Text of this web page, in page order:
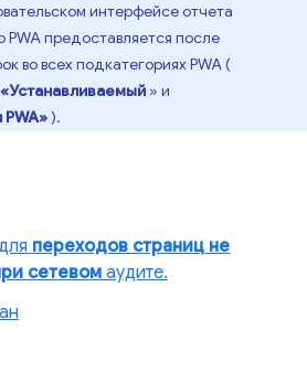
интерфейсе отчета
PWA предоставляется после
во всех подкатегориях PWA (
«Устанавливаемый » и
).
переходов страниц не
сетевомаудите.